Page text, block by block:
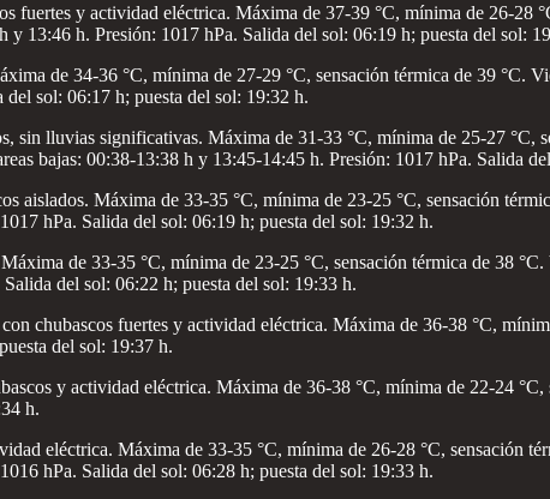
fuertes y actividad eléctrica. Máxima de 37-39 °C, mínima de 26-28
y 13:46 h. Presión: 1017 hPa. Salida del sol: 06:19 h; puesta del sol:
de 34-36 °C, mínima de 27-29 °C, sensación térmica de 39 °C.
sol: 06:17 h; puesta del sol: 19:32 h.
sin lluvias significativas. Máxima de 31-33 °C, mínima de 25-27 °C,
bajas: 00:38-13:38 h y 13:45-14:45 h. Presión: 1017 hPa. Salida
aislados. Máxima de 33-35 °C, mínima de 23-25 °C, sensación
hPa. Salida del sol: 06:19 h; puesta del sol: 19:32 h.
de 33-35 °C, mínima de 23-25 °C, sensación térmica de 38
del sol: 06:22 h; puesta del sol: 19:33 h.
chubascos fuertes y actividad eléctrica. Máxima de 36-38 °C,
del sol: 19:37 h.
y actividad eléctrica. Máxima de 36-38 °C, mínima de 22-24
h.
eléctrica. Máxima de 33-35 °C, mínima de 26-28 °C, sensación
hPa. Salida del sol: 06:28 h; puesta del sol: 19:33 h.